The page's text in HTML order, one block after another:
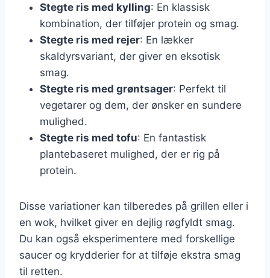
Stegte ris med kylling: En klassisk
kombination, der tilføjer protein og smag.
Stegte ris med rejer: En lækker
skaldyrsvariant, der giver en eksotisk
smag.
Stegte ris med grøntsager: Perfekt til
vegetarer og dem, der ønsker en sundere
mulighed.
Stegte ris med tofu: En fantastisk
plantebaseret mulighed, der er rig på
protein.
Disse variationer kan tilberedes på grillen eller i
en wok, hvilket giver en dejlig røgfyldt smag.
Du kan også eksperimentere med forskellige
saucer og krydderier for at tilføje ekstra smag
til retten.